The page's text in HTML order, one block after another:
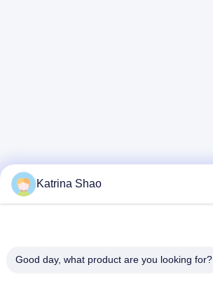
Katrina Shao
Good day, what product are you looking for?